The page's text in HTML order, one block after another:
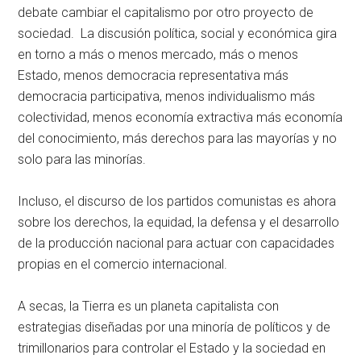
debate cambiar el capitalismo por otro proyecto de
sociedad. La discusión política, social y económica gira
en torno a más o menos mercado, más o menos
Estado, menos democracia representativa más
democracia participativa, menos individualismo más
colectividad, menos economía extractiva más economía
del conocimiento, más derechos para las mayorías y no
solo para las minorías.
Incluso, el discurso de los partidos comunistas es ahora
sobre los derechos, la equidad, la defensa y el desarrollo
de la producción nacional para actuar con capacidades
propias en el comercio internacional.
A secas, la Tierra es un planeta capitalista con
estrategias diseñadas por una minoría de políticos y de
trimillonarios para controlar el Estado y la sociedad en